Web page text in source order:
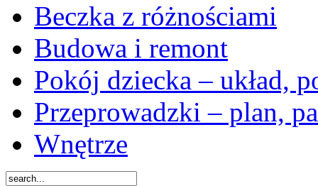
Beczka z różnościami
Budowa i remont
Pokój dziecka – układ,
Przeprowadzki – plan,
Wnętrze